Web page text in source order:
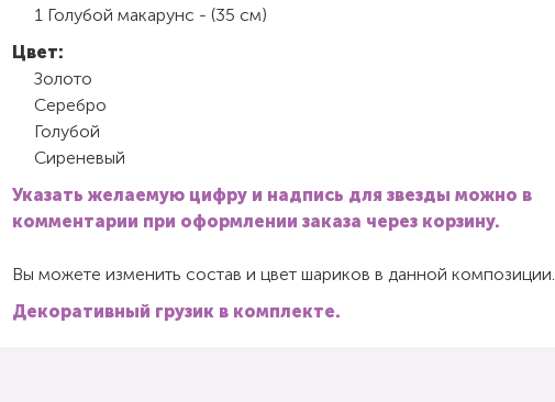
1 Голубой макарунс - (35 см)
Цвет:
Золото
Серебро
Голубой
Сиреневый
Указать желаемую цифру и надпись для звезды можно в
комментарии при оформлении заказа через корзину.
Вы можете изменить состав и цвет шариков в данной композиции.
Декоративный грузик в комплекте.